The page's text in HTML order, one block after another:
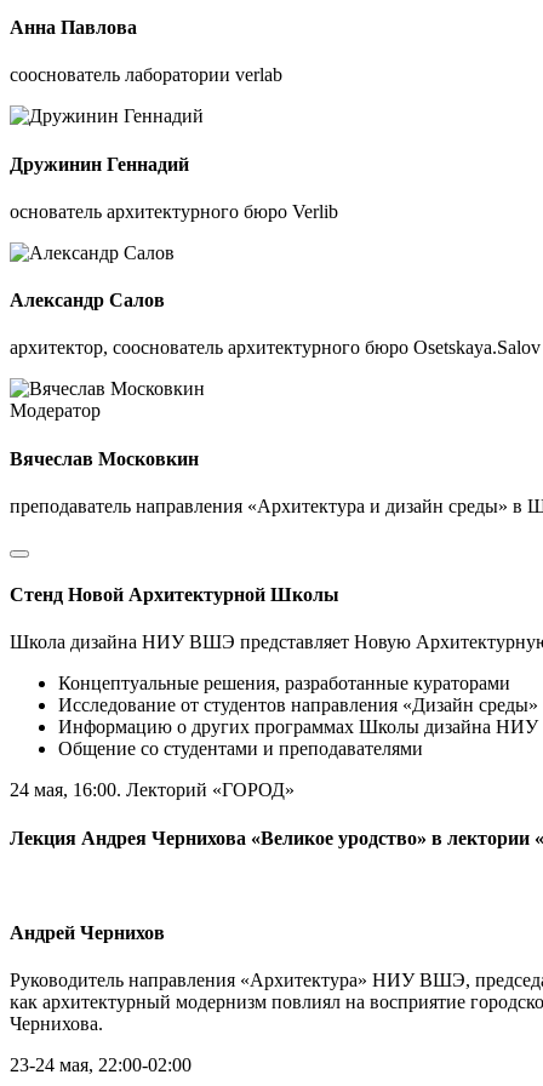
Анна Павлова
сооснователь лаборатории verlab
Дружинин Геннадий
основатель архитектурного бюро Verlib
Александр Салов
архитектор, сооснователь архитектурного бюро Osetskaya.Salov
Модератор
Вячеслав Московкин
преподаватель направления «Архитектура и дизайн среды»
Стенд Новой Архитектурной Школы
Школа дизайна НИУ ВШЭ представляет Новую
Концептуальные решения, разработанные кураторами
Исследование от студентов направления «Дизайн
Информацию о других программах Школы дизайна
Общение со студентами и преподавателями
24 мая, 16:00. Лекторий «ГОРОД»
Лекция Андрея Чернихова «Великое уродство» в
Андрей Чернихов
Руководитель направления «Архитектура» НИУ ВШЭ,
как архитектурный модернизм повлиял на восприятие
Чернихова.
23-24 мая, 22:00-02:00